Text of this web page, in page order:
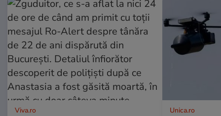
Viva.ro Unica.ro